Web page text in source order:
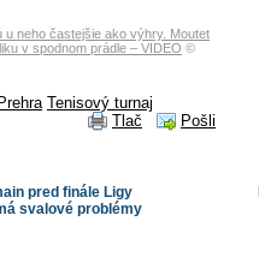
u neho častejšie ako výhry. Moutet
v spodnom prádle – VIDEO ©
Prehra Tenisový turnaj
Tlač
Pošli
pred finále Ligy
svalové problémy